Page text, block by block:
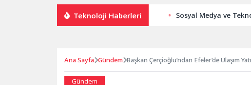
Teknoloji Haberleri Sosyal Medya ve
Ana Sayfa Gündem Başkan Çerçioğlu’ndan Efeler’de Ulaşım
Gündem